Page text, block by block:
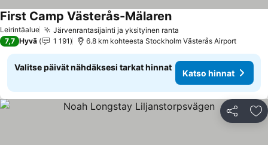
Leirintäalue Järvenrantasijainti ja yksityinen ranta
First Camp Västerås-MälarenKatso hinnat
7,7 Hyvä 1 191 6.8 km kohteesta Stockholm Västerås Airport
Valitse päivät nähdäksesi tarkat hinnat
Katso hinnat
Jaa